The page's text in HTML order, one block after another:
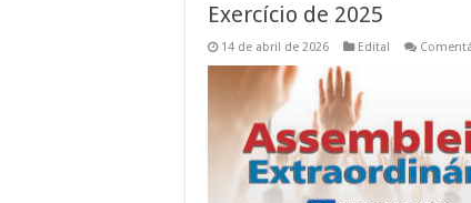
Exercício de 2025
14 de abril de 2026 Edital